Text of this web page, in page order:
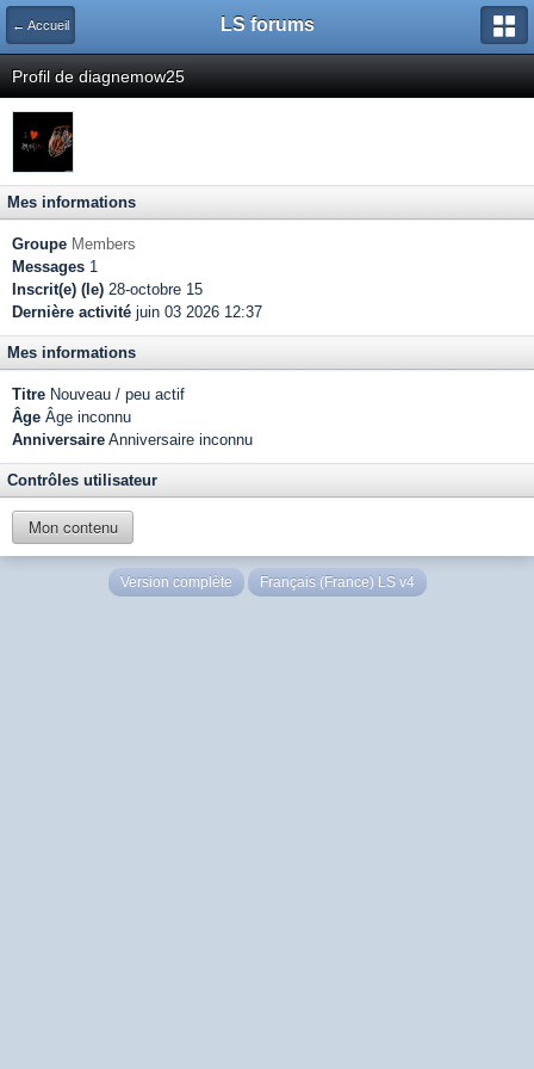
← Accueil LS forums
Profil de diagnemow25
Mes informations
Groupe Members
Messages 1
Inscrit(e) (le) 28-octobre 15
Dernière activité juin 03 2026 12:37
Mes informations
Titre Nouveau / peu actif
Âge Âge inconnu
Anniversaire Anniversaire inconnu
Contrôles utilisateur
Mon contenu
Version complète Français (France) LS v4